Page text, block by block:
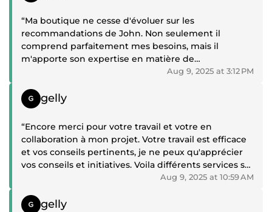
“Ma boutique ne cesse d'évoluer sur les
recommandations de John. Non seulement il
comprend parfaitement mes besoins, mais il
m'apporte son expertise en matière de
développement, c'est désormais avec la plus grande
effectuer sur ma boutique, et qu'il la réalise avec un
professionnalisme exemplaire. Dommage qu'il soit si
loin pour l'inviter prendre un pot.🍯 Vous avez un
projet? n'hésitez pas, il ne peut pas vous décevoir”
Aug 9, 2025 at 3:12 PM
Positive review
gelly
“Encore merci pour votre travail et votre en
collaboration à mon projet. Votre travail est efficace
et vos conseils pertinents, je ne peux qu'apprécier
vos conseils et initiatives. Voila différents services sur
lesquels j'ai souhaité votre intervention, et je me
m'était offertes”
Aug 9, 2025 at 10:59 AM
Positive review
gelly